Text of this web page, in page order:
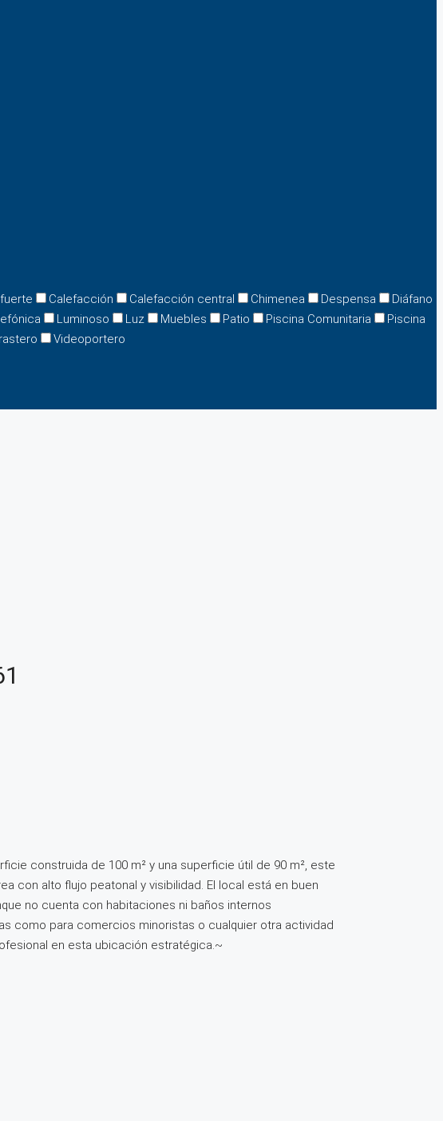
Calefacción Calefacción central Chimenea Despensa
Diáfano
Luminoso Luz Muebles Patio Piscina Comunitaria
Piscina
Videoportero
construida de 100 m² y una superficie útil de 90 m², este
con alto flujo peatonal y visibilidad. El local está en buen
no cuenta con habitaciones ni baños internos
como para comercios minoristas o cualquier otra actividad
en esta ubicación estratégica.~